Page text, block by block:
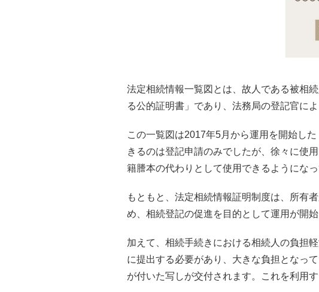
法定相続情報一覧図とは、故人である被相
る公的証明書」であり、法務局の登記官によ
この一覧図は2017年5月から運用を開始し
きるのは登記申請のみでしたが、徐々に使
籍謄本の代わりとして使用できるようになっ
もともと、法定相続情報証明制度は、所有
め、相続登記の促進を目的として運用が開始
加えて、相続手続きにおける相続人の負担
に提出する必要があり、大きな負担となっ
が付いた写しが交付されます。これを利用